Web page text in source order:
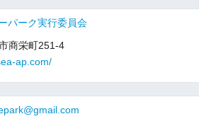
パーク実行委員会
商栄町251-4
ap.com/